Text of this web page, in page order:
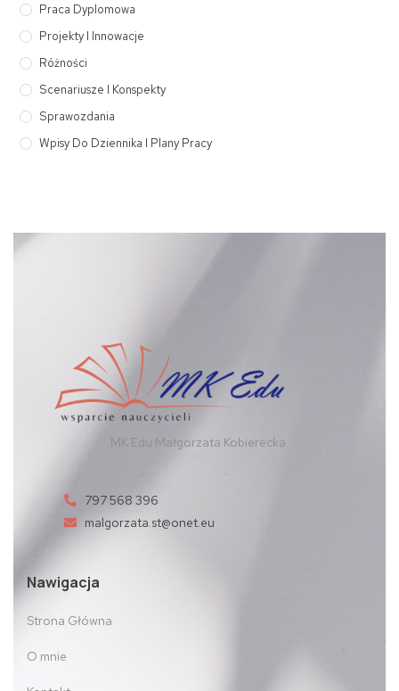
Praca Dyplomowa
Projekty I Innowacje
Różności
Scenariusze I Konspekty
Sprawozdania
Wpisy Do Dziennika I Plany Pracy
MK Edu Małgorzata Kobierecka
797 568 396
malgorzata.st@onet.eu
Nawigacja
Strona Główna
O mnie